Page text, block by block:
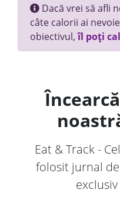
Dacă vrei să afli
câte calorii ai
obiectivul,îl poți
Eat & Track -
folosit jurnal